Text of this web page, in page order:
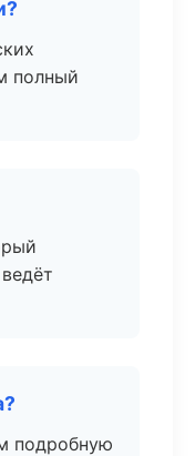
полный
подробную